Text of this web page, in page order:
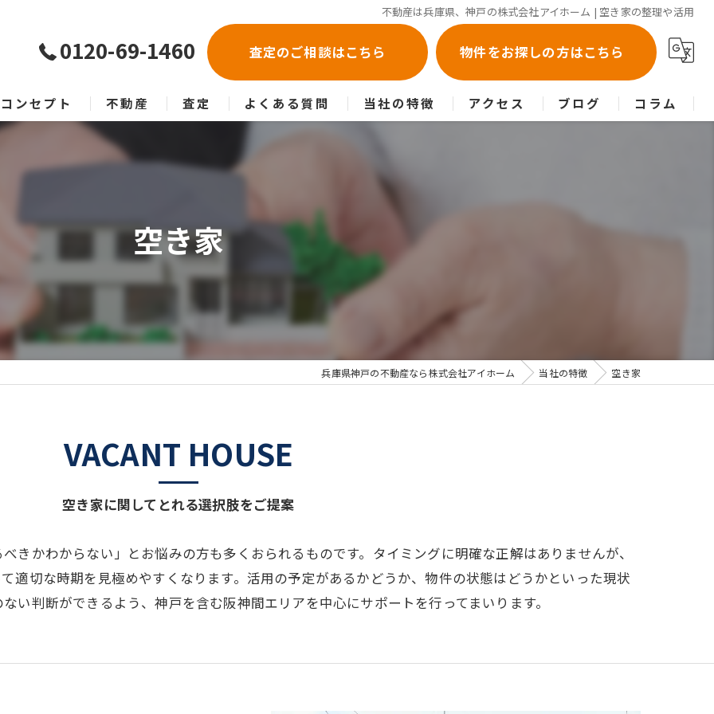
不動産は兵庫県、神戸の株式会社アイホーム | 空き家の整理や活用
0120-69-1460 査定のご相談はこちら 物件をお探しの方はこちら
コンセプト 不動産 査定 よくある質問 当社の特徴 アクセス ブログ コラム
空き家
兵庫県神戸の不動産なら株式会社アイホーム 当社の特徴 空き家
空き家に関してとれる選択肢をご提案
VACANT HOUSE
きかわからない」とお悩みの方も多くおられるものです。タイミングに明確な正解はありませんが、
適切な時期を見極めやすくなります。活用の予定があるかどうか、物件の状態はどうかといった現状
い判断ができるよう、神戸を含む阪神間エリアを中心にサポートを行ってまいります。